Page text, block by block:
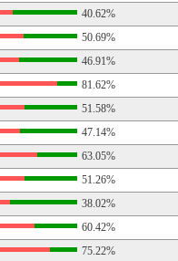
40.62%
50.69%
46.91%
81.62%
51.58%
47.14%
63.05%
51.26%
38.02%
60.42%
75.22%